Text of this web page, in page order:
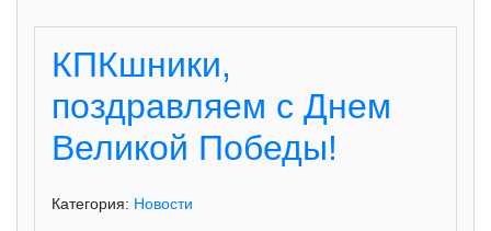
КПКшники,
поздравляем с Днем
Великой Победы!
Категория: Новости